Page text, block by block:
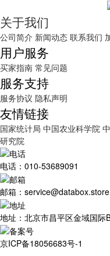
关于我们
公司简介 新闻动态 联系我们
用户服务
买家指南 常见问题
服务支持
服务协议 隐私声明
友情链接
国家统计局 中国农业科学院
研究院
电话：010-53689091
邮箱：service@databox.store
地址：北京市昌平区金域国际
京ICP备18056683号-1